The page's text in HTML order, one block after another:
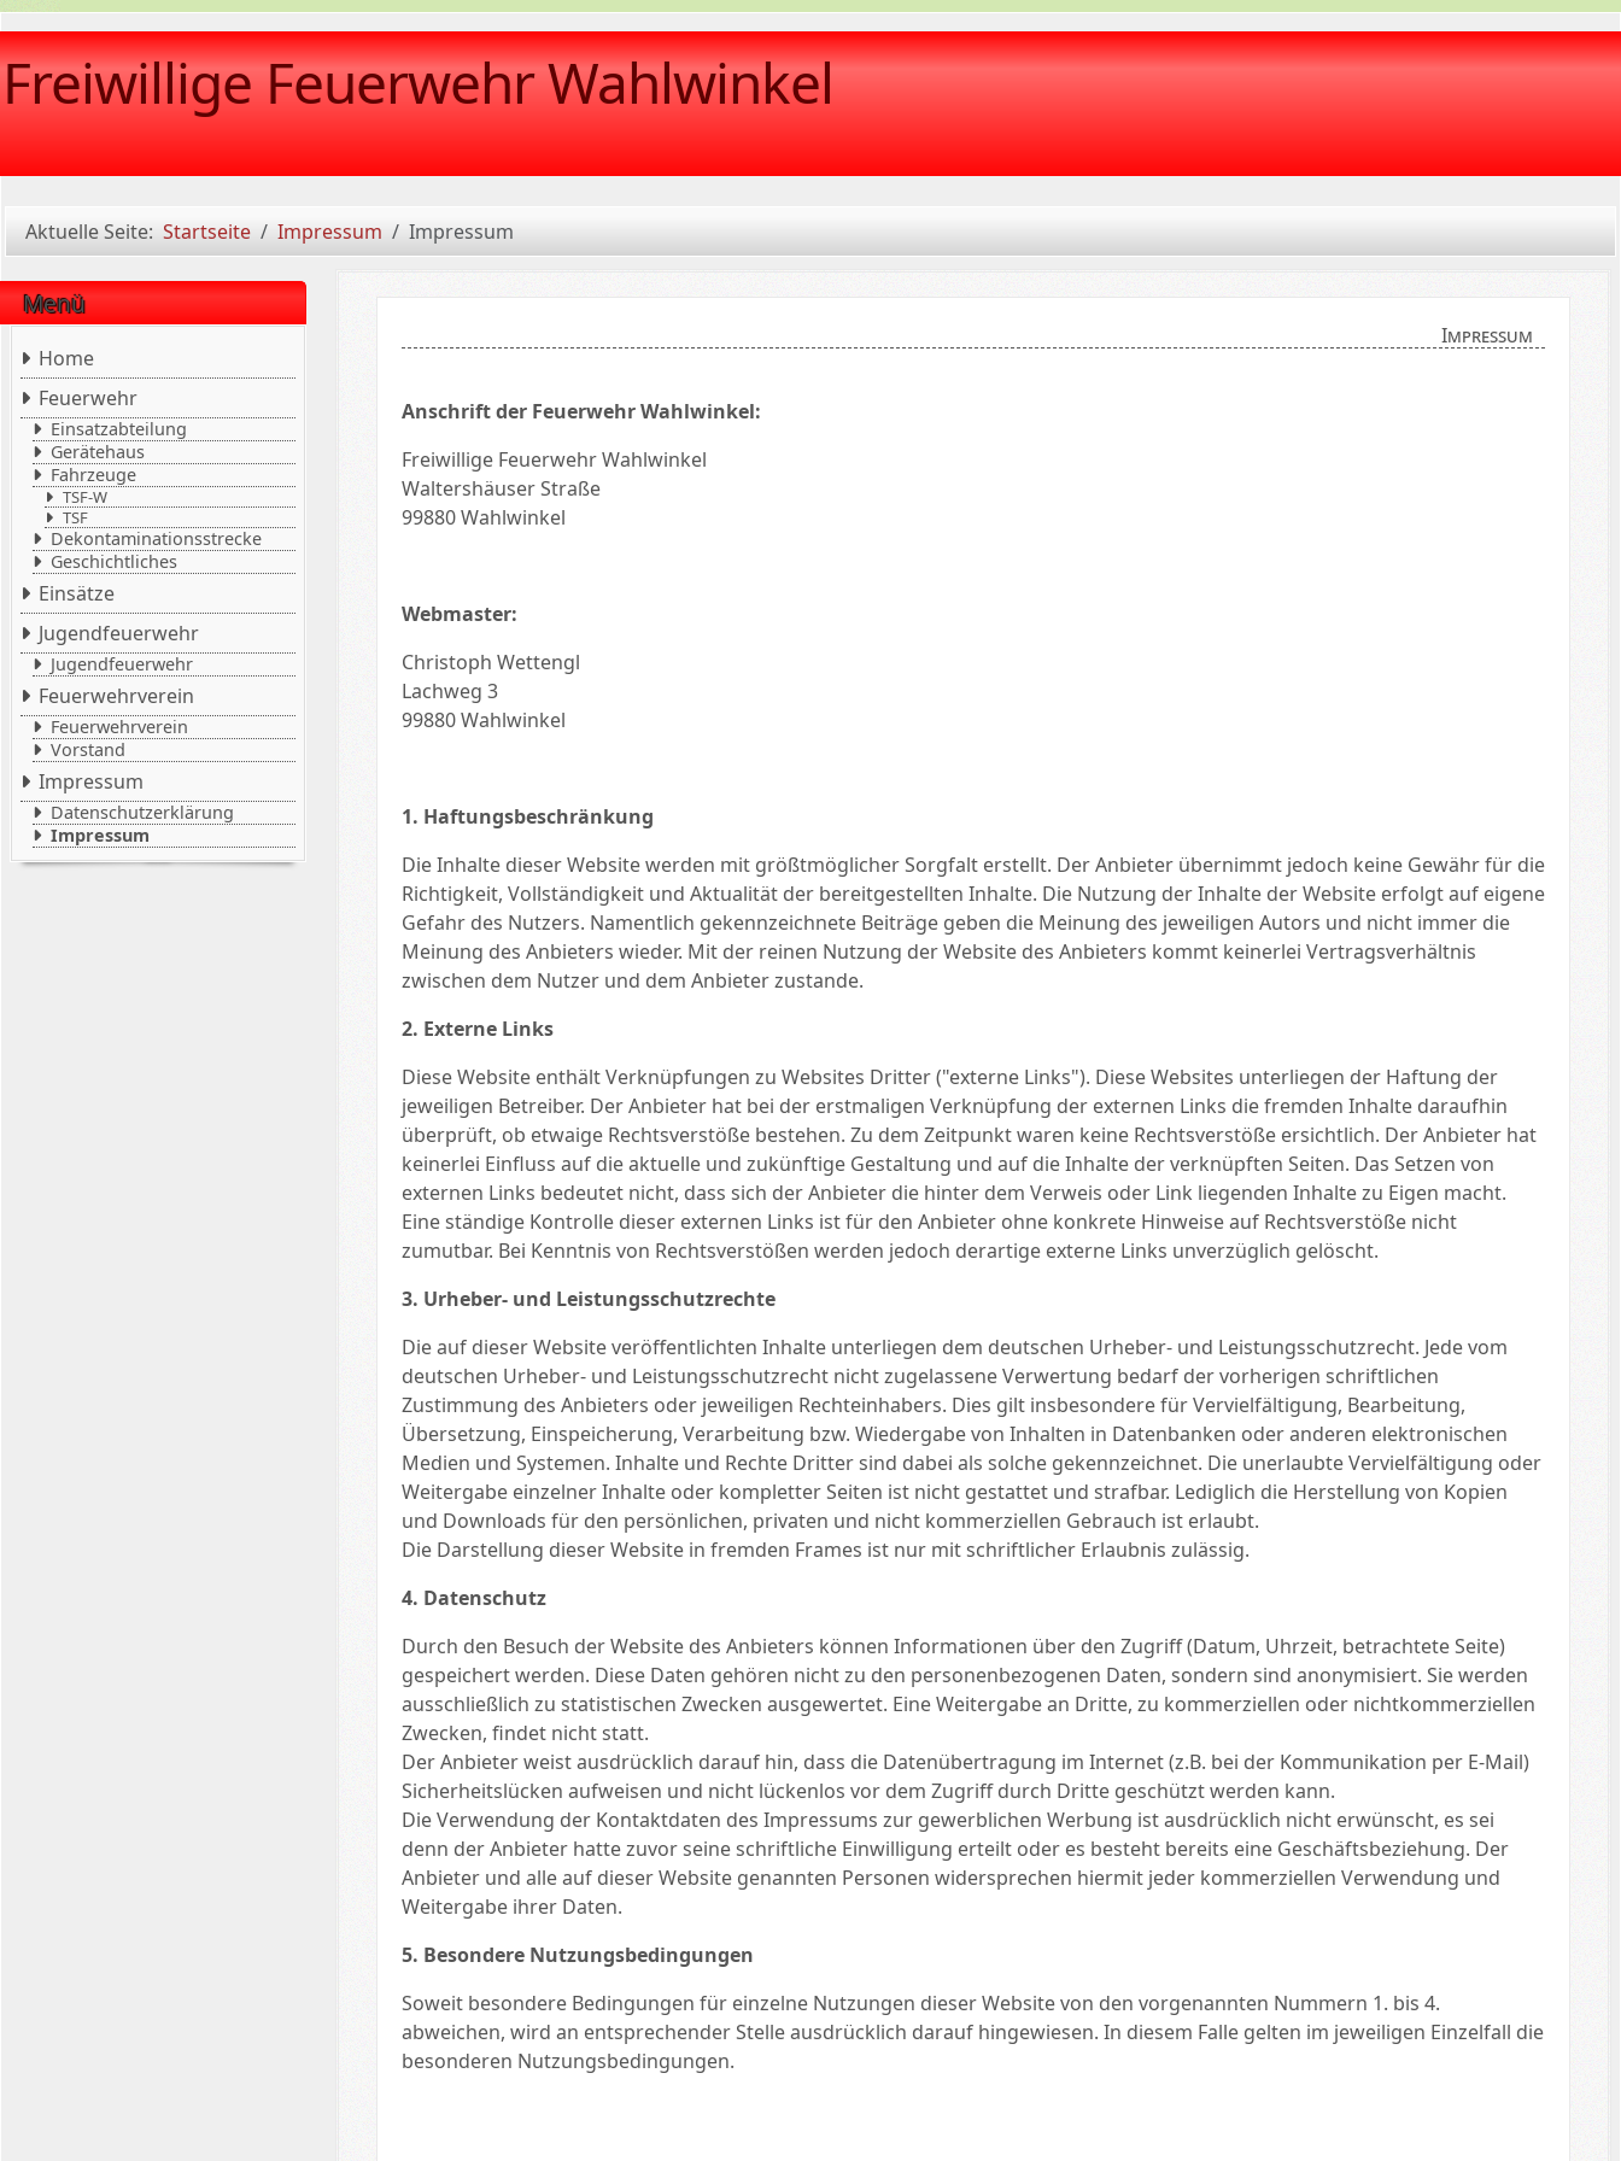
Freiwillige Feuerwehr Wahlwinkel
Aktuelle Seite: Startseite Impressum Impressum
Menü
Home
Feuerwehr
Einsatzabteilung
Gerätehaus
Fahrzeuge
TSF-W
TSF
Dekontaminationsstrecke
Geschichtliches
Einsätze
Jugendfeuerwehr
Jugendfeuerwehr
Feuerwehrverein
Feuerwehrverein
Vorstand
Impressum
Datenschutzerklärung
Impressum
Impressum
Anschrift der Feuerwehr Wahlwinkel:
Freiwillige Feuerwehr Wahlwinkel
Waltershäuser Straße
99880 Wahlwinkel
Webmaster:
Christoph Wettengl
Lachweg 3
99880 Wahlwinkel
1. Haftungsbeschränkung
Die Inhalte dieser Website werden mit größtmöglicher Sorgfalt erstellt. Der Anbieter übernimmt jedoch keine Gewähr für die
Richtigkeit, Vollständigkeit und Aktualität der bereitgestellten Inhalte. Die Nutzung der Inhalte der Website erfolgt auf eigene
Gefahr des Nutzers. Namentlich gekennzeichnete Beiträge geben die Meinung des jeweiligen Autors und nicht immer die
Meinung des Anbieters wieder. Mit der reinen Nutzung der Website des Anbieters kommt keinerlei Vertragsverhältnis
zwischen dem Nutzer und dem Anbieter zustande.
2. Externe Links
Diese Website enthält Verknüpfungen zu Websites Dritter ("externe Links"). Diese Websites unterliegen der Haftung der
jeweiligen Betreiber. Der Anbieter hat bei der erstmaligen Verknüpfung der externen Links die fremden Inhalte daraufhin
überprüft, ob etwaige Rechtsverstöße bestehen. Zu dem Zeitpunkt waren keine Rechtsverstöße ersichtlich. Der Anbieter hat
keinerlei Einfluss auf die aktuelle und zukünftige Gestaltung und auf die Inhalte der verknüpften Seiten. Das Setzen von
externen Links bedeutet nicht, dass sich der Anbieter die hinter dem Verweis oder Link liegenden Inhalte zu Eigen macht.
Eine ständige Kontrolle dieser externen Links ist für den Anbieter ohne konkrete Hinweise auf Rechtsverstöße nicht
zumutbar. Bei Kenntnis von Rechtsverstößen werden jedoch derartige externe Links unverzüglich gelöscht.
3. Urheber- und Leistungsschutzrechte
Die auf dieser Website veröffentlichten Inhalte unterliegen dem deutschen Urheber- und Leistungsschutzrecht. Jede vom
deutschen Urheber- und Leistungsschutzrecht nicht zugelassene Verwertung bedarf der vorherigen schriftlichen
Zustimmung des Anbieters oder jeweiligen Rechteinhabers. Dies gilt insbesondere für Vervielfältigung, Bearbeitung,
Übersetzung, Einspeicherung, Verarbeitung bzw. Wiedergabe von Inhalten in Datenbanken oder anderen elektronischen
Medien und Systemen. Inhalte und Rechte Dritter sind dabei als solche gekennzeichnet. Die unerlaubte Vervielfältigung oder
Weitergabe einzelner Inhalte oder kompletter Seiten ist nicht gestattet und strafbar. Lediglich die Herstellung von Kopien
und Downloads für den persönlichen, privaten und nicht kommerziellen Gebrauch ist erlaubt.
Die Darstellung dieser Website in fremden Frames ist nur mit schriftlicher Erlaubnis zulässig.
4. Datenschutz
Durch den Besuch der Website des Anbieters können Informationen über den Zugriff (Datum, Uhrzeit, betrachtete Seite)
gespeichert werden. Diese Daten gehören nicht zu den personenbezogenen Daten, sondern sind anonymisiert. Sie werden
ausschließlich zu statistischen Zwecken ausgewertet. Eine Weitergabe an Dritte, zu kommerziellen oder nichtkommerziellen
Zwecken, findet nicht statt.
Der Anbieter weist ausdrücklich darauf hin, dass die Datenübertragung im Internet (z.B. bei der Kommunikation per E-Mail)
Sicherheitslücken aufweisen und nicht lückenlos vor dem Zugriff durch Dritte geschützt werden kann.
Die Verwendung der Kontaktdaten des Impressums zur gewerblichen Werbung ist ausdrücklich nicht erwünscht, es sei
denn der Anbieter hatte zuvor seine schriftliche Einwilligung erteilt oder es besteht bereits eine Geschäftsbeziehung. Der
Anbieter und alle auf dieser Website genannten Personen widersprechen hiermit jeder kommerziellen Verwendung und
Weitergabe ihrer Daten.
5. Besondere Nutzungsbedingungen
Soweit besondere Bedingungen für einzelne Nutzungen dieser Website von den vorgenannten Nummern 1. bis 4.
abweichen, wird an entsprechender Stelle ausdrücklich darauf hingewiesen. In diesem Falle gelten im jeweiligen Einzelfall die
besonderen Nutzungsbedingungen.